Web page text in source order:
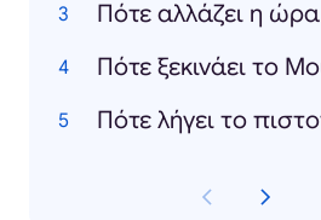
Πότε αλλάζει η ώρα